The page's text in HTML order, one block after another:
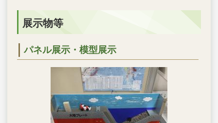
展示物等
パネル展示・模型展示